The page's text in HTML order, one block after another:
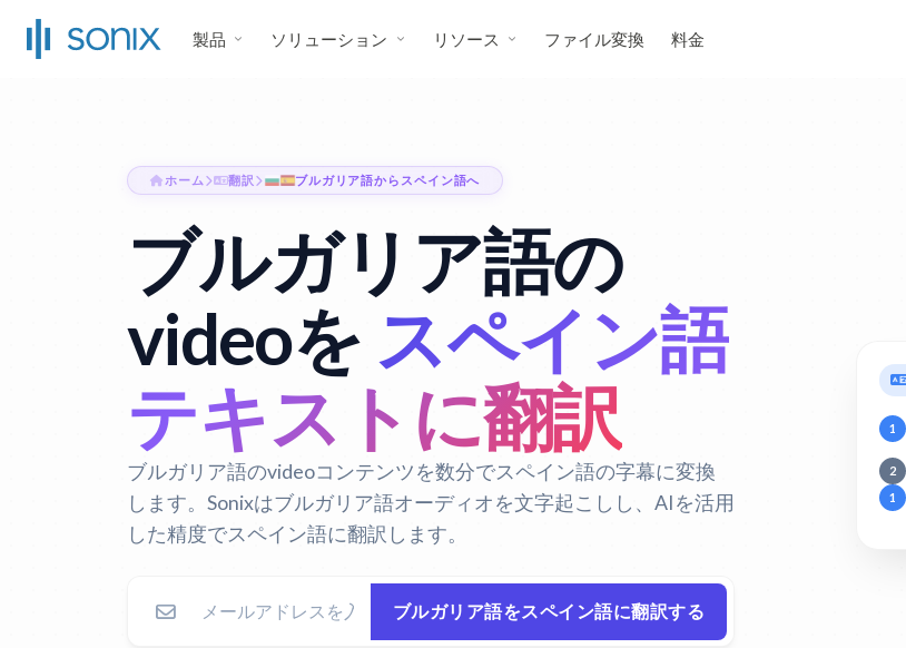
製品 ソリューション リソース ファイル変換 料金
ホーム 翻訳 ブルガリア語からスペイン語へ
ブルガリア語の
videoを スペイン語
テキストに翻訳
ブルガリア語のvideoコンテンツを数分でスペイン語の字幕に変換
します。Sonixはブルガリア語オーディオを文字起こしし、AIを活用
した精度でスペイン語に翻訳します。
ブルガリア語をスペイン語に翻訳する
1
2
1